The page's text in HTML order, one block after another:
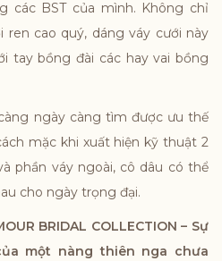
các BST của mình. Không chỉ
ren cao quý, dáng váy cưới này
tay bồng đài các hay vai bồng
ngày càng tìm được ưu thế
mặc khi xuất hiện kỹ thuật 2
phần váy ngoài, cô dâu có thể
cho ngày trọng đại.
BRIDAL COLLECTION – Sự
một nàng thiên nga chưa